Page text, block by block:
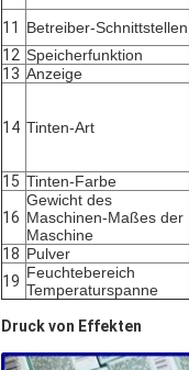
11
Betreiber-Schnittstellen
12 Speicherfunktion
13 Anzeige
14 Tinten-Art
15 Tinten-Farbe
16
Gewicht des
Maschinen-Maßes der
Maschine
18 Pulver
19 Feuchtebereich
Temperaturspanne
Druck von Effekten